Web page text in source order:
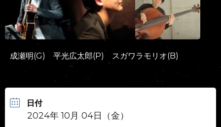
成瀬明(G) 平光広太郎(P) スガワラモリオ(B)
日付
2024年 10月 04日（金）